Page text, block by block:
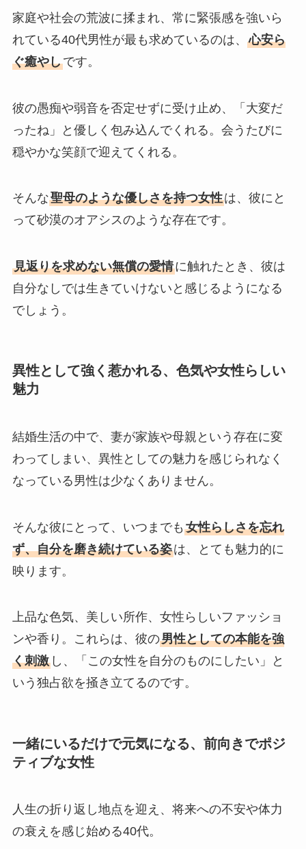
家庭や社会の荒波に揉まれ、常に緊張感を強いら
れている40代男性が最も求めているのは、 心安ら
ぐ癒やしです。
彼の愚痴や弱音を否定せずに受け止め、「大変だ
ったね」と優しく包み込んでくれる。会うたびに
穏やかな笑顔で迎えてくれる。
そんな聖母のような優しさを持つ女性は、彼にと
って砂漠のオアシスのような存在です。
見返りを求めない無償の愛情に触れたとき、彼は
自分なしでは生きていけないと感じるようになる
でしょう。
異性として強く惹かれる、色気や女性らしい
魅力
結婚生活の中で、妻が家族や母親という存在に変
わってしまい、異性としての魅力を感じられなく
なっている男性は少なくありません。
そんな彼にとって、いつまでも 女性らしさを忘れ
ず、自分を磨き続けている姿は、とても魅力的に
映ります。
上品な色気、美しい所作、女性らしいファッショ
ンや香り。これらは、彼の男性としての本能を強
く刺激し、「この女性を自分のものにしたい」と
いう独占欲を掻き立てるのです。
一緒にいるだけで元気になる、前向きでポジ
ティブな女性
人生の折り返し地点を迎え、将来への不安や体力
の衰えを感じ始める40代。